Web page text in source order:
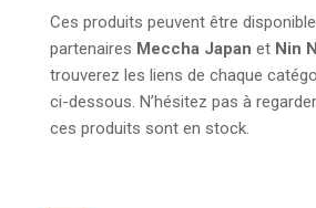
Ces produits peuvent être
partenaires Meccha Japan et Nin
trouverez les liens de chaque
ci-dessous. N’hésitez pas à
ces produits sont en stock.